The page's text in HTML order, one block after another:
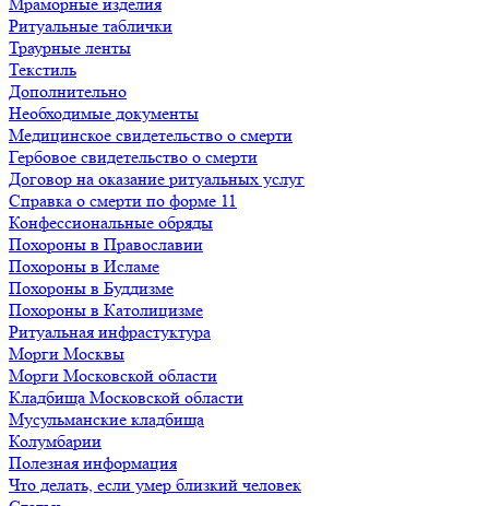
Ритуальные таблички
Траурные ленты
Текстиль
Дополнительно
Необходимые документы
Медицинское свидетельство о смерти
Гербовое свидетельство о смерти
Договор на оказание ритуальных услуг
Справка о смерти по форме 11
Конфессиональные обряды
Похороны в Православии
Похороны в Исламе
Похороны в Буддизме
Похороны в Католицизме
Ритуальная инфрастуктура
Морги Москвы
Морги Московской области
Кладбища Московской области
Мусульманские кладбища
Колумбарии
Полезная информация
Что делать, если умер близкий человек